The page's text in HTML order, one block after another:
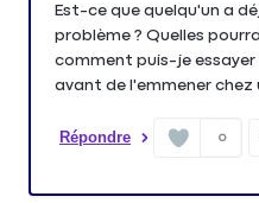
Est-ce que quelqu'un a
problème ? Quelles
comment puis-je
avant de l'emmener chez
Répondre 0